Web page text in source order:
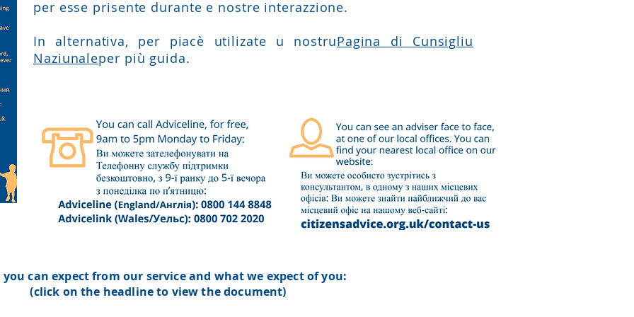
per esse prisente durante e nostre interazzione.
In alternativa, per piacè utilizate u nostruPagina di Cunsigliu
Naziunaleper più guida.
can expect from our service and what we expect of you:
(click on the headline to view the document)